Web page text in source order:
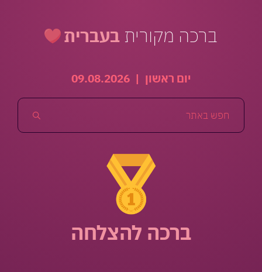
ברכה מקורית בעברית
יום ראשון |
ברכה להצלחה